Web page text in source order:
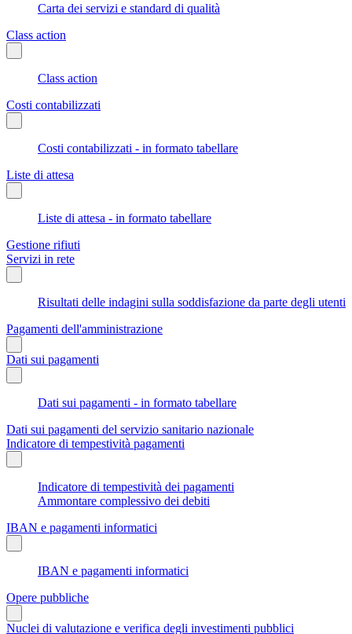
Carta dei servizi e standard di qualità
Class action
Class action
Costi contabilizzati
Costi contabilizzati - in formato tabellare
Liste di attesa
Liste di attesa - in formato tabellare
Gestione rifiuti
Servizi in rete
Risultati delle indagini sulla soddisfazione da parte degli utenti
Pagamenti dell'amministrazione
Dati sui pagamenti
Dati sui pagamenti - in formato tabellare
Dati sui pagamenti del servizio sanitario nazionale
Indicatore di tempestività pagamenti
Indicatore di tempestività dei pagamenti
Ammontare complessivo dei debiti
IBAN e pagamenti informatici
IBAN e pagamenti informatici
Opere pubbliche
Nuclei di valutazione e verifica degli investimenti pubblici